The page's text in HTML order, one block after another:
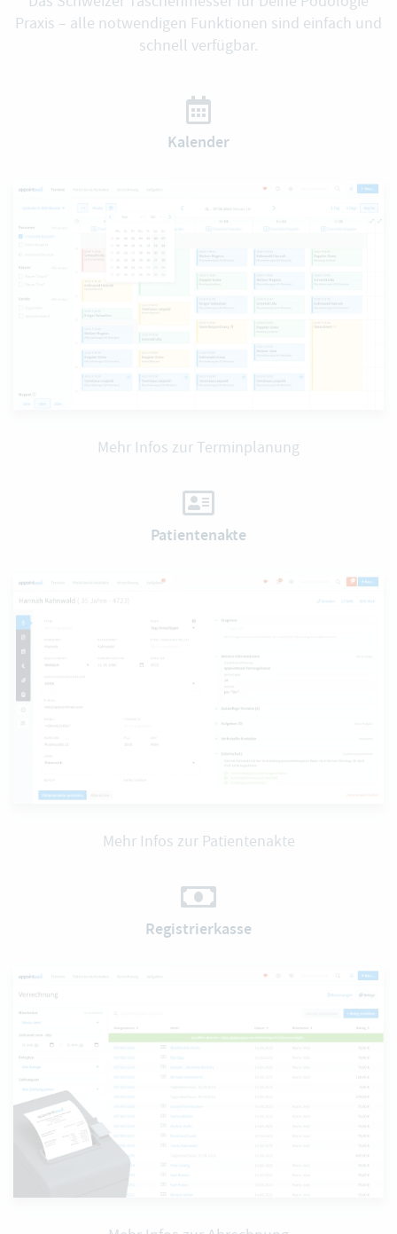
Praxis – alle notwendigen Funktionen sind einfach und
schnell verfügbar.
Kalender
Mehr Infos zur Terminplanung
Patientenakte
Mehr Infos zur Patientenakte
Registrierkasse